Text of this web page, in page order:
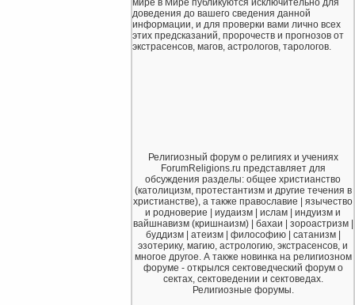
доведения до вашего сведения данной
информации, и для проверки вами лично всех
этих предсказаний, пророчеств и прогнозов от
экстрасенсов, магов, астрологов, тарологов.
Религиозный форум о религиях и учениях
ForumReligions.ru представляет для
обсуждения разделы: общее христианство
(католицизм, протестантизм и другие течения в
христианстве), а также православие | язычество
и родноверие | иудаизм | ислам | индуизм и
вайшнавизм (кришнаизм) | бахаи | зороастризм |
буддизм | атеизм | философию | сатанизм |
эзотерику, магию, астрологию, экстрасенсов, и
многое другое. А также новинка на религиозном
форуме - открылся сектоведческий форум о
сектах, сектоведении и сектоведах.
Религиозные форумы.